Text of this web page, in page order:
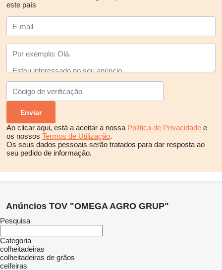
este país
Ao clicar aqui, está a aceitar a nossa Política de Privacidade e
os nossos Termos de Utilização.
Os seus dados pessoais serão tratados para dar resposta ao
seu pedido de informação.
Anúncios TOV "OMEGA AGRO GRUP"
Pesquisa
Categoria
colheitadeiras
colheitadeiras de grãos
ceifeiras